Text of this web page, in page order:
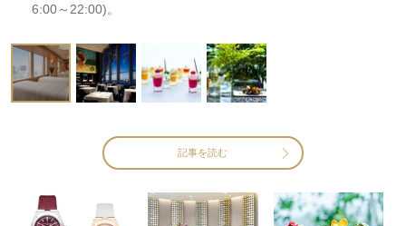
6:00～22:00)。
記事を読む